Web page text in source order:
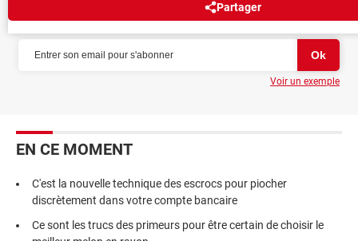
Partager
NEWSLETTER
Voir un exemple
EN CE MOMENT
C'est la nouvelle technique des escrocs pour piocher
discrètement dans votre compte bancaire
Ce sont les trucs des primeurs pour être certain de choisir le